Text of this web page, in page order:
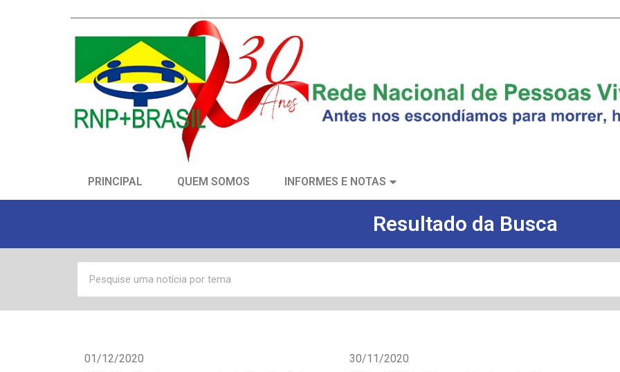
PRINCIPAL QUEM SOMOS INFORMES E NOTAS
Resultado da Busca
01/12/2020
30/11/2020